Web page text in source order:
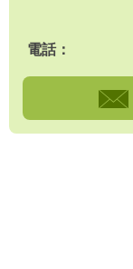
電話：